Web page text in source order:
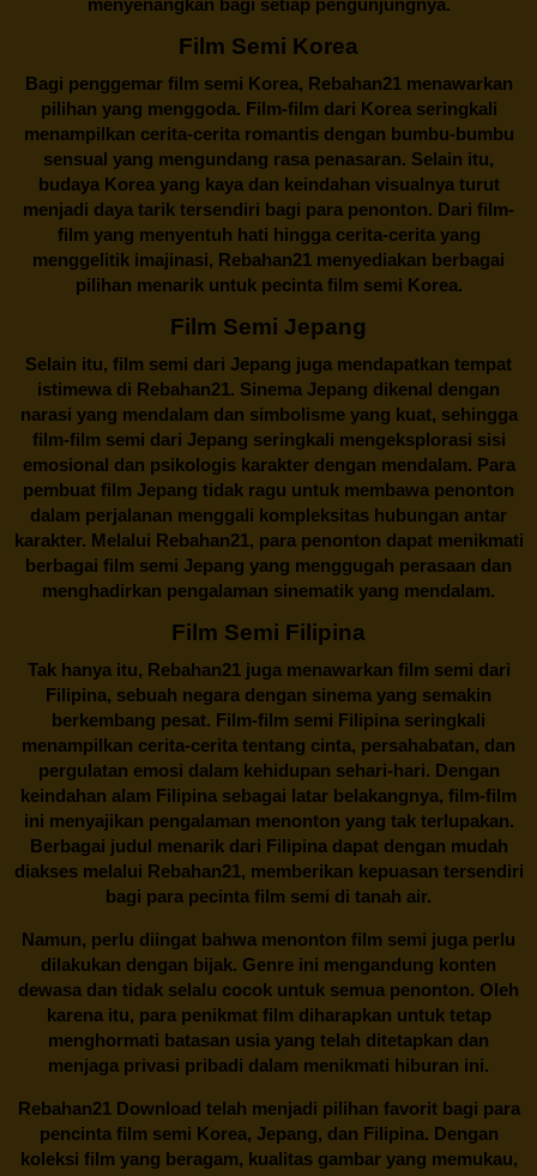
Film Semi Korea
Bagi penggemar film semi Korea, Rebahan21menawarkan
pilihan yang menggoda. Film-film dari Korea seringkali
menampilkan cerita-cerita romantis dengan bumbu-bumbu
sensual yang mengundang rasa penasaran. Selain itu,
budaya Korea yang kaya dan keindahan visualnya turut
menjadi daya tarik tersendiri bagi para penonton. Dari film-
film yang menyentuh hati hingga cerita-cerita yang
menggelitik imajinasi, Rebahan21 menyediakan berbagai
pilihan menarik untuk pecinta film semi Korea.
Film Semi Jepang
Selain itu, film semi dari Jepang juga mendapatkan tempat
istimewa di Rebahan21. Sinema Jepang dikenal dengan
narasi yang mendalam dan simbolisme yang kuat, sehingga
film-film semi dari Jepang seringkali mengeksplorasi sisi
emosional dan psikologis karakter dengan mendalam. Para
pembuat film Jepang tidak ragu untuk membawa penonton
dalam perjalanan menggali kompleksitas hubungan antar
karakter. Melalui Rebahan21, para penonton dapat menikmati
berbagai film semi Jepang yang menggugah perasaan dan
menghadirkan pengalaman sinematik yang mendalam.
Film Semi Filipina
Tak hanya itu, Rebahan21juga menawarkan film semi dari
Filipina, sebuah negara dengan sinema yang semakin
berkembang pesat. Film-film semi Filipina seringkali
menampilkan cerita-cerita tentang cinta, persahabatan, dan
pergulatan emosi dalam kehidupan sehari-hari. Dengan
keindahan alam Filipina sebagai latar belakangnya, film-film
ini menyajikan pengalaman menonton yang tak terlupakan.
Berbagai judul menarik dari Filipina dapat dengan mudah
diakses melalui Rebahan21, memberikan kepuasan tersendiri
bagi para pecinta film semi di tanah air.
Namun, perlu diingat bahwa menonton film semi juga perlu
dilakukan dengan bijak. Genre ini mengandung konten
dewasa dan tidak selalu cocok untuk semua penonton. Oleh
karena itu, para penikmat film diharapkan untuk tetap
menghormati batasan usia yang telah ditetapkan dan
menjaga privasi pribadi dalam menikmati hiburan ini.
Rebahan21Download telah menjadi pilihan favorit bagi para
pencinta film semi Korea, Jepang, dan Filipina. Dengan
koleksi film yang beragam, kualitas gambar yang memukau,